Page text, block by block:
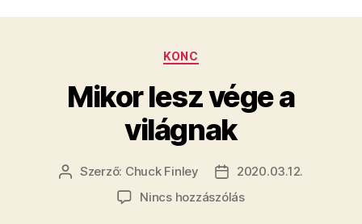
Kategóriák
KONC
Mikor lesz vége a
világnak
Bejegyzés
Szerző: Chuck Finley
Bejegyzés
dátuma
2020.03.12.
Nincs hozzászólása(z)